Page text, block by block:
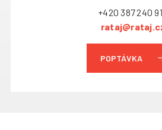
+420 387 240
POPTÁVKA